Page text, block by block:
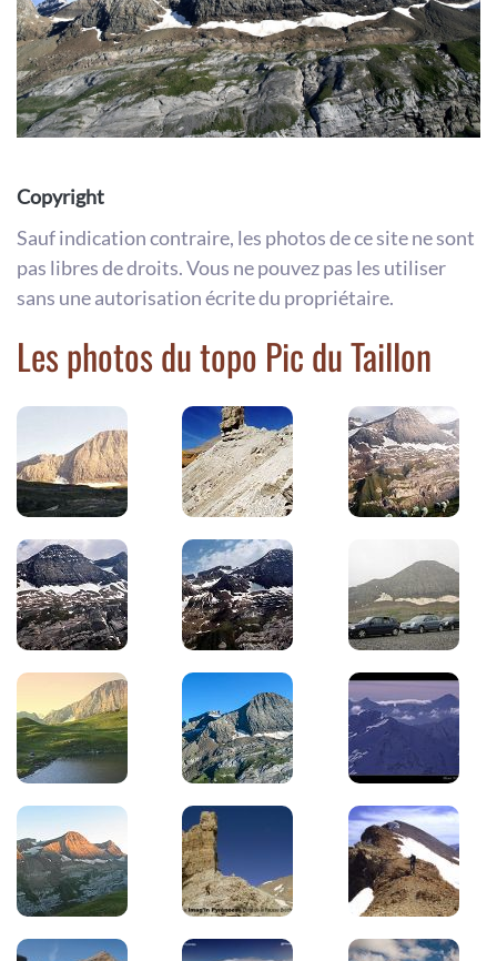
Copyright
Sauf indication contraire, les photos de ce site ne sont
pas libres de droits. Vous ne pouvez pas les utiliser
sans une autorisation écrite du propriétaire.
Les photos du topo Pic du Taillon